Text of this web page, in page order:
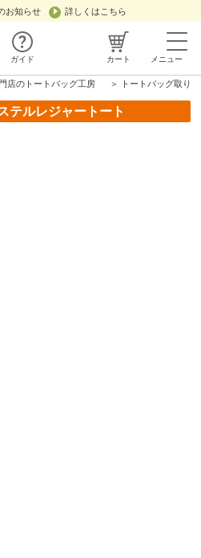
お知らせ 詳しくはこちら
ガイド カート メニュー
店のトートバッグ工房 ＞ トートバッグ取り
テルレジャートート